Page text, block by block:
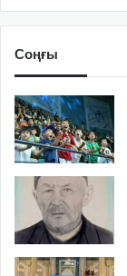
Соңғы